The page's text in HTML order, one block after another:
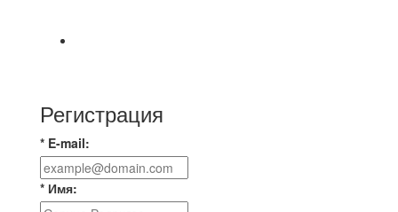
Регистрация
* E-mail:
* Имя: